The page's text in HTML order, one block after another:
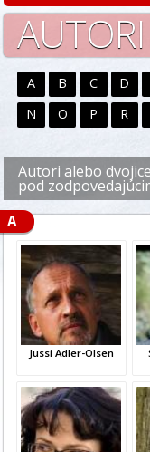
A B C D
N
O P R
Autori alebo
pod
A
Jussi Adler-Olsen